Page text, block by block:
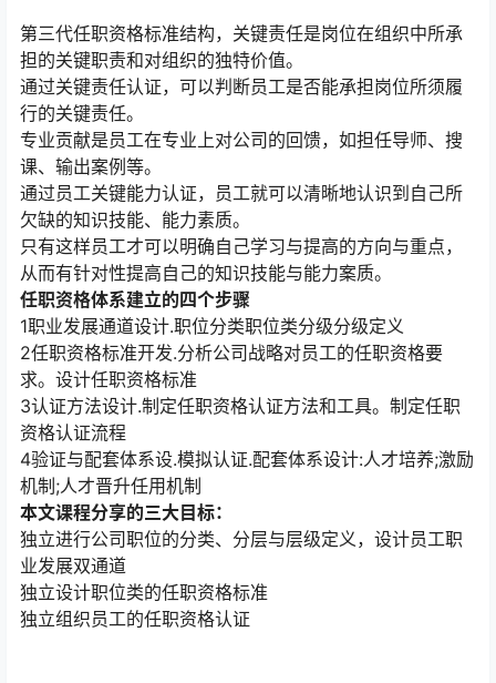
第三代任职资格标准结构，关键责任是岗位在组织中所承
担的关键职责和对组织的独特价值。
通过关键责任认证，可以判断员工是否能承担岗位所须履
行的关键责任。
专业贡献是员工在专业上对公司的回馈，如担任导师、搜
课、输出案例等。
通过员工关键能力认证，员工就可以清晰地认识到自己所
欠缺的知识技能、能力素质。
只有这样员工才可以明确自己学习与提高的方向与重点，
从而有针对性提高自己的知识技能与能力案质。
任职资格体系建立的四个步骤
1职业发展通道设计.职位分类职位类分级分级定义
2任职资格标准开发.分析公司战略对员工的任职资格要
求。设计任职资格标准
3认证方法设计.制定任职资格认证方法和工具。制定任职
资格认证流程
4验证与配套体系设.模拟认证.配套体系设计:人才培养;激励
机制;人才晋升任用机制
本文课程分享的三大目标：
独立进行公司职位的分类、分层与层级定义，设计员工职
业发展双通道
独立设计职位类的任职资格标准
独立组织员工的任职资格认证